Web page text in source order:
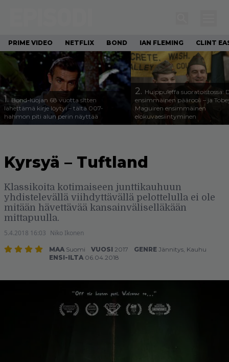
PRIME VIDEO NETFLIX BOND IAN FLEMING CLINT
1. Bond-luojan 68 vuotta sitten
lähettämä kirje löytyi – tältä 007-
hahmon piti alun perin näyttää
2. Huippuleffa suoratoistossa:
ensimmäinen päärooli – ja
Maguiren ensimmäinen
elokuvaesiintyminen
Kyrsyä – Tuftland
Klassikoita kotimaiseen junttikauhuun
yhdistelevällä viihdyttävällä pelottelulla ei ole
mitään hävettävää kansainväliselläkään
mittapuulla.
5.4.2018 16:03 Niko Ikonen
MAA Suomi VUOSI 2017 GENRE Jännitys Kauhu
ENSI-ILTA 06.04.2018